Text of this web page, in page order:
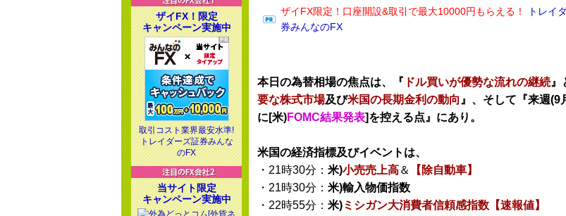
ザイFX限定！口座開設&取引で最大10000円もらえる！
トレイ
券みんなのFX
本日の為替相場の焦点は、『 ドル買いが優勢な流れの継続 』
要な株式市場及び米国の長期金利の動向 』、そして『来週(9
に[米)FOMC結果発表]を控える点』にあり。
米国の経済指標及びイベントは、
・21時30分： 米)小売売上高＆
【除自動車】
・21時30分： 米)輸入物価指数
・22時55分： 米)ミシガン大消費者信頼感指数【速報値】
ザイFX！限定
キャンペーン実施中
取引コスト業界最安水準!
トレイダーズ証券みんな
のFX
当サイト限定
キャンペーン実施中